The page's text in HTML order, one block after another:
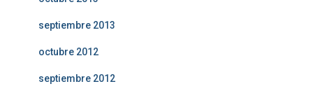
septiembre 2013
octubre 2012
septiembre 2012